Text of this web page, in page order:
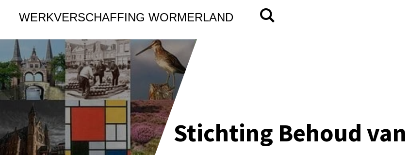
WERKVERSCHAFFING WORMERLAND
Stichting Behoud